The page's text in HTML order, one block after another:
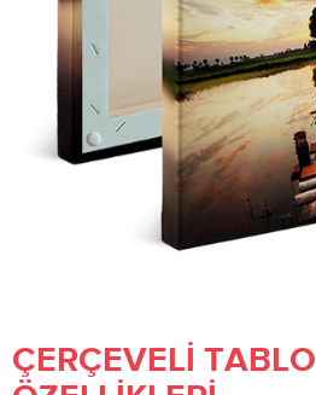
ÇERÇEVELI TABLO